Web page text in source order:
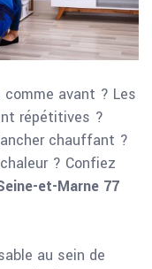
avant ? Les
répétitives ?
chauffant ?
? Confiez
et-Marne 77
au sein de